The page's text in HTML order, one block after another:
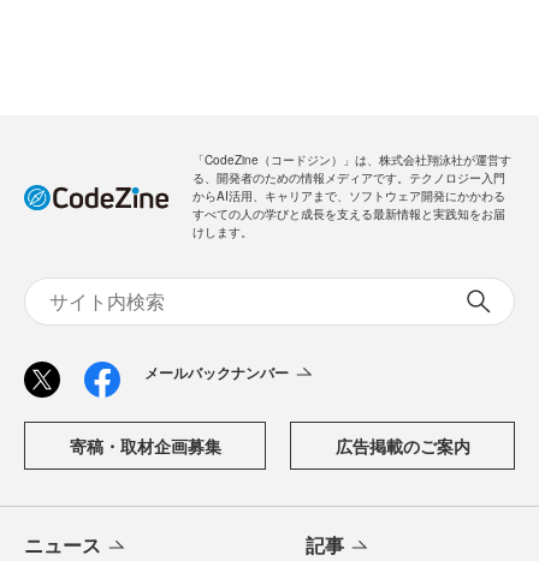
「CodeZine（コードジン）」は、株式会社翔泳社が運営す
る、開発者のための情報メディアです。テクノロジー入門
からAI活用、キャリアまで、ソフトウェア開発にかかわる
すべての人の学びと成長を支える最新情報と実践知をお届
けします。
メールバックナンバー
寄稿・取材企画募集 広告掲載のご案内
ニュース 記事